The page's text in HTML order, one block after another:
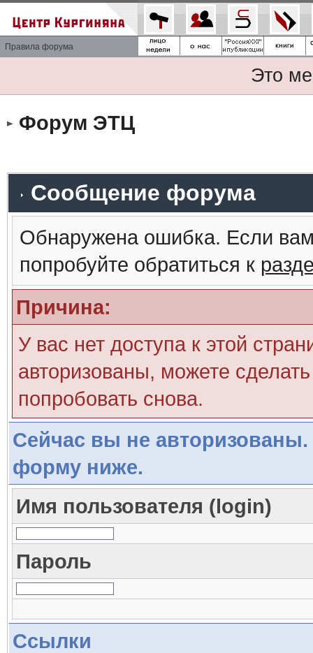
Правила форума
Это
Форум ЭТЦ
Сообщение форума
Обнаружена ошибка. Если
попробуйте обратиться к
Причина:
У вас нет доступа к этой
авторизованы, можете
попробовать снова.
Сейчас вы не авторизованы.
форму ниже.
Имя пользователя (login)
Пароль
Ссылки